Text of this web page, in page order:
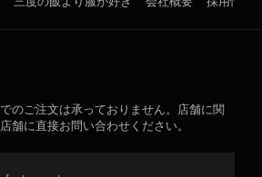
のご注文は承っておりません。店舗に関
舗に直接お問い合わせください。